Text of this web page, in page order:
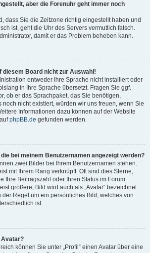
aber die Forenuhr geht immer noch
dass Sie die Zeitzone richtig eingestellt haben und
ist, geht die Uhr des Servers vermutlich falsch.
damit er das Problem beheben kann.
diesem Board nicht zur Auswahl!
entweder Ihre Sprache nicht installiert oder
in Ihre Sprache übersetzt. Fragen Sie ggf.
ob er das Sprachpaket, das Sie benötigen,
nicht existiert, würden wir uns freuen, wenn Sie
Informationen dazu können auf der Website
phpBB.de gefunden werden.
bei meinem Benutzernamen angezeigt werden?
zwei Bilder bei Ihrem Benutzernamen stehen.
mit Ihrem Rang verknüpft: Oft sind dies Sterne,
Ihre Beitragszahl oder Ihren Status im Forum
größere, Bild wird auch als „Avatar“ bezeichnet.
der Regel um ein persönliches Bild, welches von
ist.
Avatar?
können Sie unter „Profil“ einen Avatar über eine